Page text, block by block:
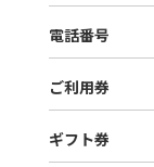
電話番号
ご利用券
ギフト券